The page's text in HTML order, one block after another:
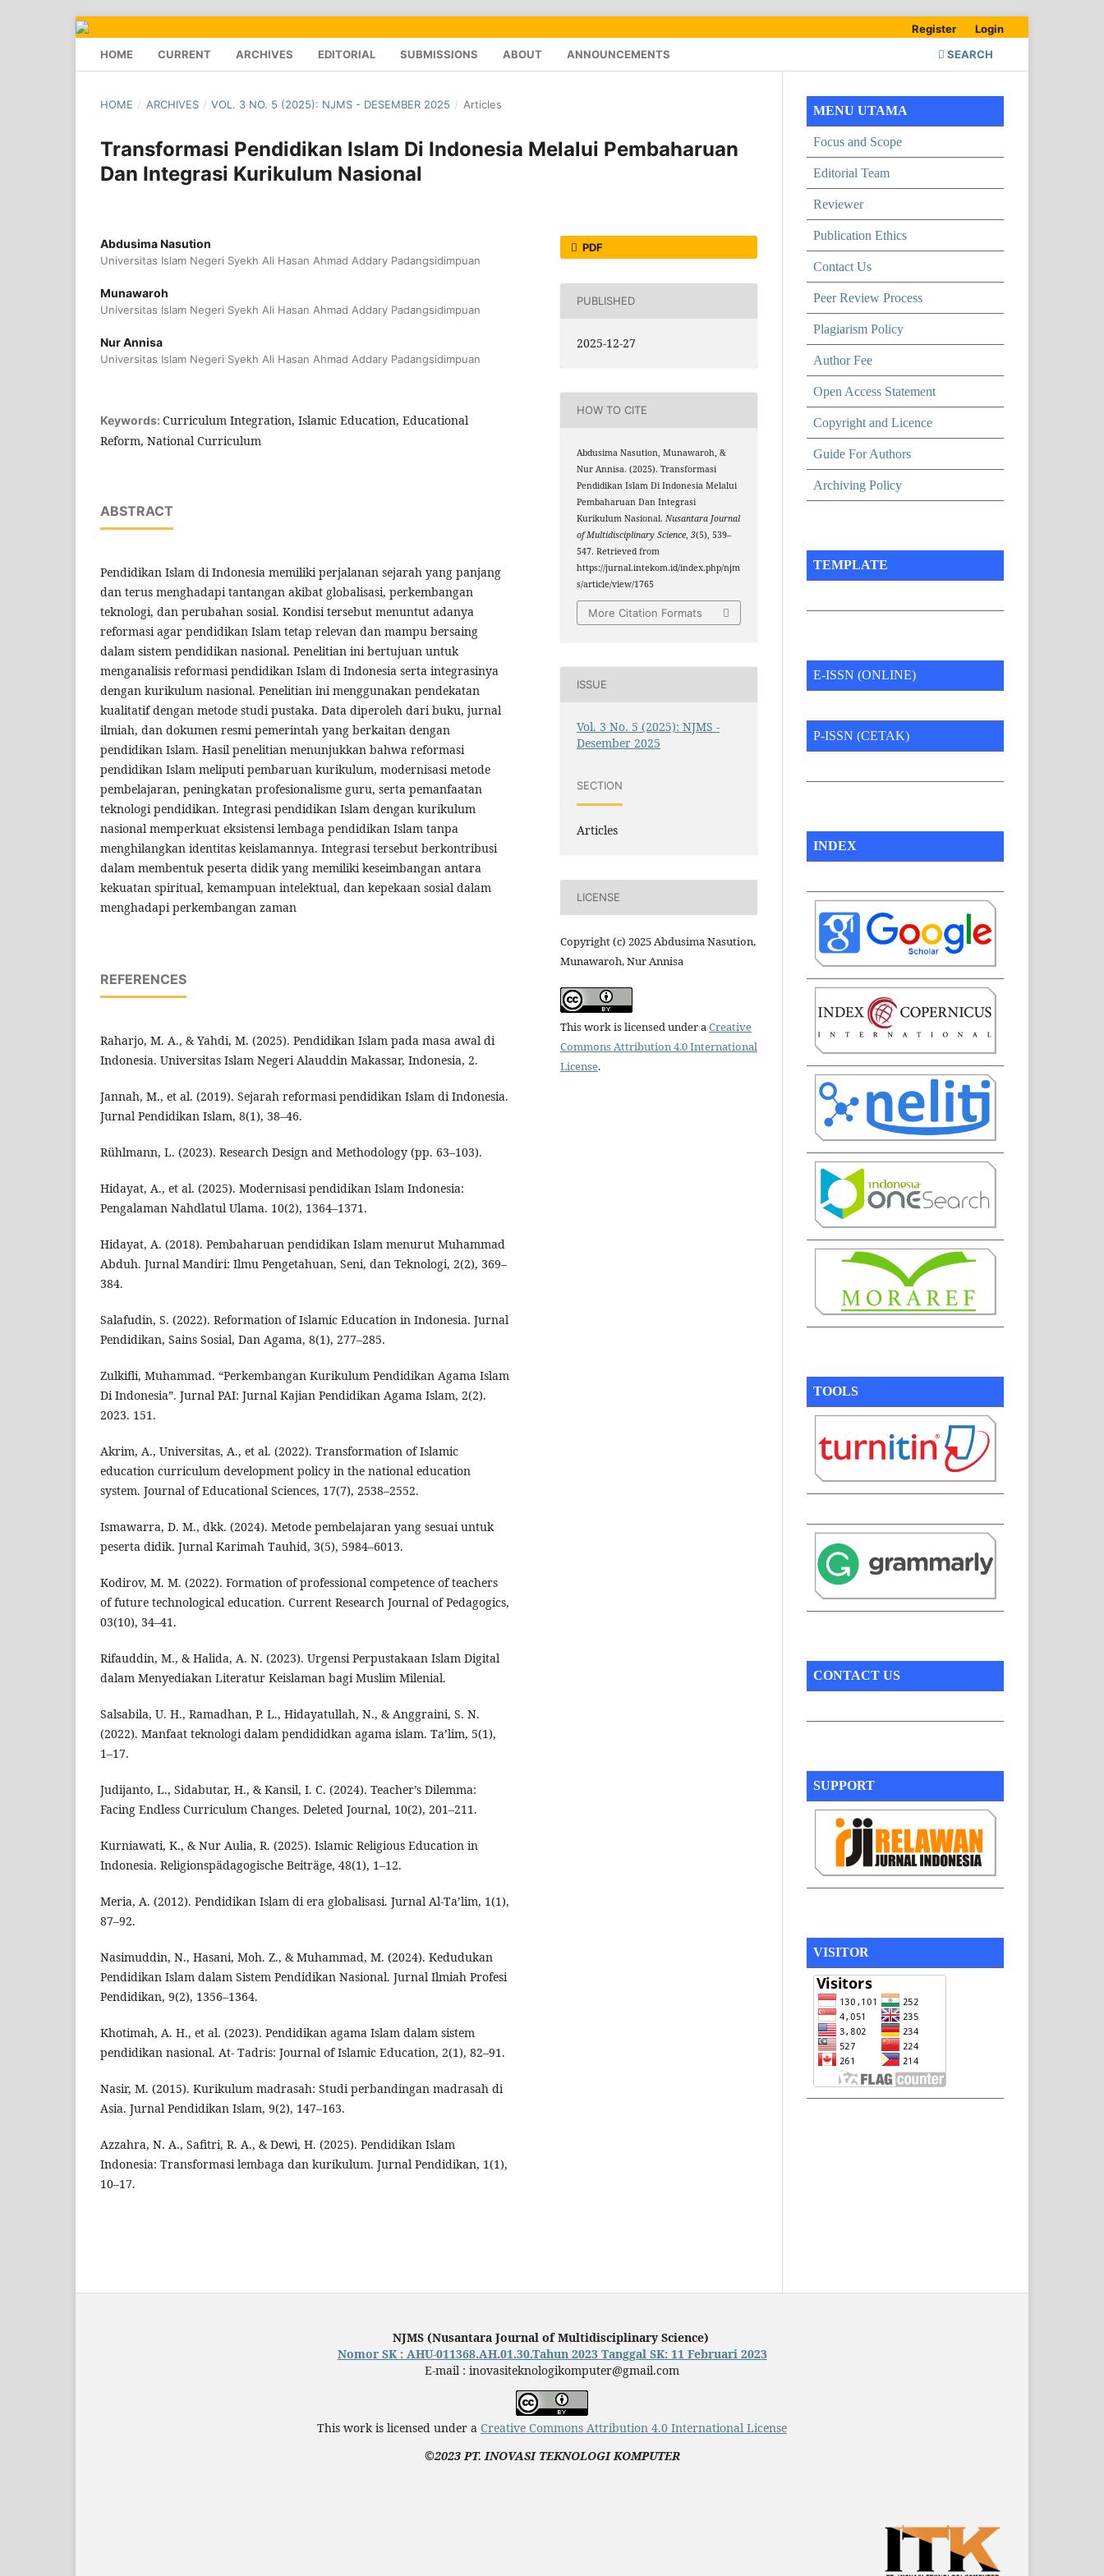
HOME CURRENT ARCHIVES EDITORIAL SUBMISSIONS ABOUT ANNOUNCEMENTS SEARCH
Register Login
HOME / ARCHIVES / VOL. 3 NO. 5 (2025): NJMS - DESEMBER 2025 / Articles
Transformasi Pendidikan Islam Di Indonesia Melalui Pembaharuan
Dan Integrasi Kurikulum Nasional
Abdusima Nasution
Universitas Islam Negeri Syekh Ali Hasan Ahmad Addary Padangsidimpuan
Munawaroh
Universitas Islam Negeri Syekh Ali Hasan Ahmad Addary Padangsidimpuan
Nur Annisa
Universitas Islam Negeri Syekh Ali Hasan Ahmad Addary Padangsidimpuan
Keywords: Curriculum Integration, Islamic Education, Educational
Reform, National Curriculum
ABSTRACT
Pendidikan Islam di Indonesia memiliki perjalanan sejarah yang panjang
dan terus menghadapi tantangan akibat globalisasi, perkembangan
teknologi, dan perubahan sosial. Kondisi tersebut menuntut adanya
reformasi agar pendidikan Islam tetap relevan dan mampu bersaing
dalam sistem pendidikan nasional. Penelitian ini bertujuan untuk
menganalisis reformasi pendidikan Islam di Indonesia serta integrasinya
dengan kurikulum nasional. Penelitian ini menggunakan pendekatan
kualitatif dengan metode studi pustaka. Data diperoleh dari buku, jurnal
ilmiah, dan dokumen resmi pemerintah yang berkaitan dengan
pendidikan Islam. Hasil penelitian menunjukkan bahwa reformasi
pendidikan Islam meliputi pembaruan kurikulum, modernisasi metode
pembelajaran, peningkatan profesionalisme guru, serta pemanfaatan
teknologi pendidikan. Integrasi pendidikan Islam dengan kurikulum
nasional memperkuat eksistensi lembaga pendidikan Islam tanpa
menghilangkan identitas keislamannya. Integrasi tersebut berkontribusi
dalam membentuk peserta didik yang memiliki keseimbangan antara
kekuatan spiritual, kemampuan intelektual, dan kepekaan sosial dalam
menghadapi perkembangan zaman
REFERENCES
Raharjo, M. A., & Yahdi, M. (2025). Pendidikan Islam pada masa awal di
Indonesia. Universitas Islam Negeri Alauddin Makassar, Indonesia, 2.
Jannah, M., et al. (2019). Sejarah reformasi pendidikan Islam di Indonesia.
Jurnal Pendidikan Islam, 8(1), 38–46.
Rühlmann, L. (2023). Research Design and Methodology (pp. 63–103).
Hidayat, A., et al. (2025). Modernisasi pendidikan Islam Indonesia:
Pengalaman Nahdlatul Ulama. 10(2), 1364–1371.
Hidayat, A. (2018). Pembaharuan pendidikan Islam menurut Muhammad
Abduh. Jurnal Mandiri: Ilmu Pengetahuan, Seni, dan Teknologi, 2(2), 369–
384.
Salafudin, S. (2022). Reformation of Islamic Education in Indonesia. Jurnal
Pendidikan, Sains Sosial, Dan Agama, 8(1), 277–285.
Zulkifli, Muhammad. “Perkembangan Kurikulum Pendidikan Agama Islam
Di Indonesia”. Jurnal PAI: Jurnal Kajian Pendidikan Agama Islam, 2(2).
2023. 151.
Akrim, A., Universitas, A., et al. (2022). Transformation of Islamic
education curriculum development policy in the national education
system. Journal of Educational Sciences, 17(7), 2538–2552.
Ismawarra, D. M., dkk. (2024). Metode pembelajaran yang sesuai untuk
peserta didik. Jurnal Karimah Tauhid, 3(5), 5984–6013.
Kodirov, M. M. (2022). Formation of professional competence of teachers
of future technological education. Current Research Journal of Pedagogics,
03(10), 34–41.
Rifauddin, M., & Halida, A. N. (2023). Urgensi Perpustakaan Islam Digital
dalam Menyediakan Literatur Keislaman bagi Muslim Milenial.
Salsabila, U. H., Ramadhan, P. L., Hidayatullah, N., & Anggraini, S. N.
(2022). Manfaat teknologi dalam pendididkan agama islam. Ta’lim, 5(1),
1–17.
Judijanto, L., Sidabutar, H., & Kansil, I. C. (2024). Teacher’s Dilemma:
Facing Endless Curriculum Changes. Deleted Journal, 10(2), 201–211.
Kurniawati, K., & Nur Aulia, R. (2025). Islamic Religious Education in
Indonesia. Religionspädagogische Beiträge, 48(1), 1–12.
Meria, A. (2012). Pendidikan Islam di era globalisasi. Jurnal Al-Ta’lim, 1(1),
87–92.
Nasimuddin, N., Hasani, Moh. Z., & Muhammad, M. (2024). Kedudukan
Pendidikan Islam dalam Sistem Pendidikan Nasional. Jurnal Ilmiah Profesi
Pendidikan, 9(2), 1356–1364.
Khotimah, A. H., et al. (2023). Pendidikan agama Islam dalam sistem
pendidikan nasional. At- Tadris: Journal of Islamic Education, 2(1), 82–91.
Nasir, M. (2015). Kurikulum madrasah: Studi perbandingan madrasah di
Asia. Jurnal Pendidikan Islam, 9(2), 147–163.
Azzahra, N. A., Safitri, R. A., & Dewi, H. (2025). Pendidikan Islam
Indonesia: Transformasi lembaga dan kurikulum. Jurnal Pendidikan, 1(1),
10–17.
PDF
PUBLISHED
2025-12-27
HOW TO CITE
Abdusima Nasution, Munawaroh, &
Nur Annisa. (2025). Transformasi
Pendidikan Islam Di Indonesia Melalui
Pembaharuan Dan Integrasi
Kurikulum Nasional.Nusantara Journal
of Multidisciplinary Science,3(5), 539–
547. Retrieved from
https://jurnal.intekom.id/index.php/njm
s/article/view/1765
More Citation Formats
ISSUE
Vol. 3 No. 5 (2025): NJMS -
Desember 2025
SECTION
Articles
LICENSE
Copyright (c) 2025 Abdusima Nasution,
Munawaroh, Nur Annisa
This work is licensed under a Creative
Commons Attribution 4.0 International
License.
MENU UTAMA
Focus and Scope
Editorial Team
Reviewer
Publication Ethics
Contact Us
Peer Review Process
Plagiarism Policy
Author Fee
Open Access Statement
Copyright and Licence
Guide For Authors
Archiving Policy
TEMPLATE
E-ISSN (ONLINE)
P-ISSN (CETAK)
INDEX
TOOLS
CONTACT US
SUPPORT
VISITOR
NJMS (Nusantara Journal of Multidisciplinary Science)
Nomor SK : AHU-011368.AH.01.30.Tahun 2023 Tanggal SK: 11 Februari 2023
E-mail : inovasiteknologikomputer@gmail.com
This work is licensed under a Creative Commons Attribution 4.0 International License
©2023 PT. INOVASI TEKNOLOGI KOMPUTER